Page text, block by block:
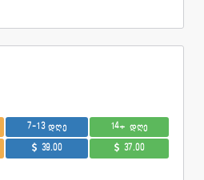
7-13 დღე 14+ დღე
39.00 37.00